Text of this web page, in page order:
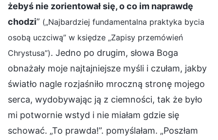
żebyś nie zorientował się, o co im naprawdę
chodzi” („Najbardziej fundamentalna praktyka bycia
osobą uczciwą” w księdze „Zapisy przemówień
Chrystusa”). Jedno po drugim, słowa Boga
obnażały moje najtajniejsze myśli i czułam, jakby
światło nagle rozjaśniło mroczną stronę mojego
serca, wydobywając ją z ciemności, tak że było
mi potwornie wstyd i nie miałam gdzie się
schować. „To prawda!”. pomyślałam. „Poszłam